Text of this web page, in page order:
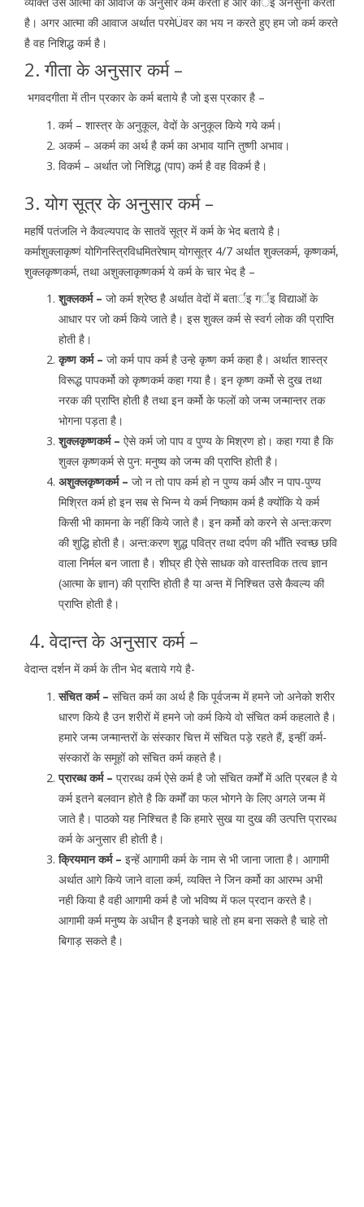
है। अगर आत्मा की आवाज अर्थात परमेÜवर का भय न करते हुए हम जो कर्म करते
है वह निशिद्ध कर्म है।
2. गीता के अनुसार कर्म –
भगवदगीता में तीन प्रकार के कर्म बताये है जो इस प्रकार है –
कर्म – शास्त्र के अनुकूल, वेदों के अनुकूल किये गये कर्म।
अकर्म – अकर्म का अर्थ है कर्म का अभाव यानि तुष्णी अभाव।
विकर्म – अर्थात जो निशिद्ध (पाप) कर्म है वह विकर्म है।
3. योग सूत्र के अनुसार कर्म –
महर्षि पतंजलि ने कैवल्यपाद के सातवें सूत्र में कर्म के भेद बताये है।
कर्माशुक्लाकृष्णं योगिनस्त्रिविधमितरेषाम् योगसूत्र 4/7 अर्थात शुक्लकर्म, कृष्णकर्म,
शुक्लकृष्णकर्म, तथा अशुक्लाकृष्णकर्म ये कर्म के चार भेद है –
शुक्लकर्म – जो कर्म श्रेष्ठ है अर्थात वेदों में बतार्इ गर्इ विद्याओं के
आधार पर जो कर्म किये जाते है। इस शुक्ल कर्म से स्वर्ग लोक की प्राप्ति
होती है।
कृष्ण कर्म – जो कर्म पाप कर्म है उन्हे कृष्ण कर्म कहा है। अर्थात शास्त्र
विरूद्ध पापकर्मो को कृष्णकर्म कहा गया है। इन कृष्ण कर्मो से दुख तथा
नरक की प्राप्ति होती है तथा इन कर्मो के फलों को जन्म जन्मान्तर तक
भोगना पड़ता है।
शुक्लकृष्णकर्म – ऐसे कर्म जो पाप व पुण्य के मिश्रण हो। कहा गया है कि
शुक्ल कृष्णकर्म से पुन: मनुष्य को जन्म की प्राप्ति होती है।
अशुक्लकृष्णकर्म – जो न तो पाप कर्म हो न पुण्य कर्म और न पाप-पुण्य
मिश्रित कर्म हो इन सब से भिन्न ये कर्म निष्काम कर्म है क्योंकि ये कर्म
किसी भी कामना के नहीं किये जाते है। इन कर्मो को करने से अन्त:करण
की शुद्धि होती है। अन्त:करण शुद्ध पवित्र तथा दर्पण की भॉंति स्वच्छ छवि
वाला निर्मल बन जाता है। शीघ्र ही ऐसे साधक को वास्तविक तत्व ज्ञान
(आत्मा के ज्ञान) की प्राप्ति होती है या अन्त में निश्चित उसे कैवल्य की
प्राप्ति होती है।
4. वेदान्त के अनुसार कर्म –
वेदान्त दर्शन में कर्म के तीन भेद बताये गये है-
संचित कर्म – संचित कर्म का अर्थ है कि पूर्वजन्म में हमने जो अनेको शरीर
धारण किये है उन शरीरों में हमने जो कर्म किये वो संचित कर्म कहलाते है।
हमारे जन्म जन्मान्तरों के संस्कार चित्त में संचित पड़े रहते हैं, इन्हीं कर्म-
संस्कारों के समूहों को संचित कर्म कहते है।
प्रारब्ध कर्म – प्रारब्ध कर्म ऐसे कर्म है जो संचित कर्मों में अति प्रबल है ये
कर्म इतने बलवान होते है कि कर्मों का फल भोगने के लिए अगले जन्म में
जाते है। पाठको यह निश्चित है कि हमारे सुख या दुख की उत्पत्ति प्रारब्ध
कर्म के अनुसार ही होती है।
क्रियमान कर्म – इन्हें आगामी कर्म के नाम से भी जाना जाता है। आगामी
अर्थात आगे किये जाने वाला कर्म, व्यक्ति ने जिन कर्मो का आरम्भ अभी
नही किया है वही आगामी कर्म है जो भविष्य में फल प्रदान करते है।
आगामी कर्म मनुष्य के अधीन है इनको चाहे तो हम बना सकते है चाहे तो
बिगाड़ सकते है।